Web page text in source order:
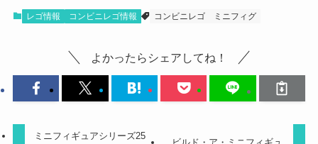
レゴ情報 コンビニレゴ情報 コンビニレゴ ミニフィグ
よかったらシェアしてね！
ミニフィギュアシリーズ25